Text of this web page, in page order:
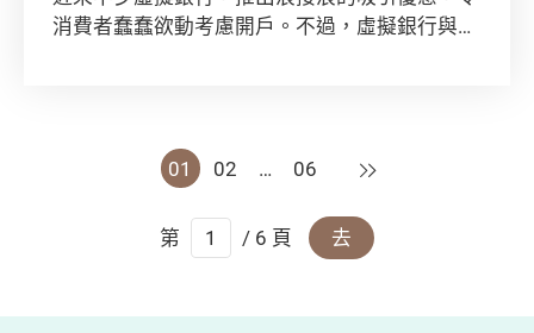
消費者蠢蠢欲動考慮開戶。不過，虛擬銀行與傳
01
02 … 06 下一頁
第 / 6 頁 去